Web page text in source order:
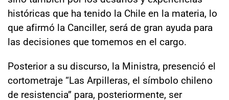
históricas que ha tenido la Chile en la materia, lo
que afirmó la Canciller, será de gran ayuda para
las decisiones que tomemos en el cargo.
Posterior a su discurso, la Ministra, presenció el
cortometraje “Las Arpilleras, el símbolo chileno
de resistencia” para, posteriormente, ser